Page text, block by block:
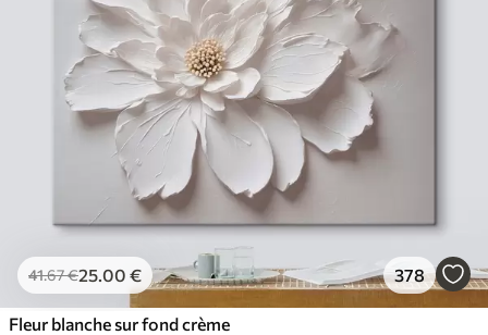
41.67€25.00 € 378
Fleur blanche sur fond crème